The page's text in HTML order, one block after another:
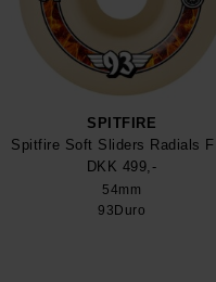
SPITFIRE
DKK 499,-
54mm
93Duro